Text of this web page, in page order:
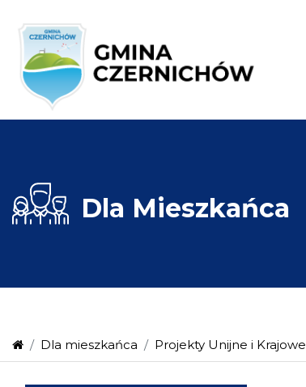
Dla Mieszkańca
Dla mieszkańca Projekty Unijne i Krajowe